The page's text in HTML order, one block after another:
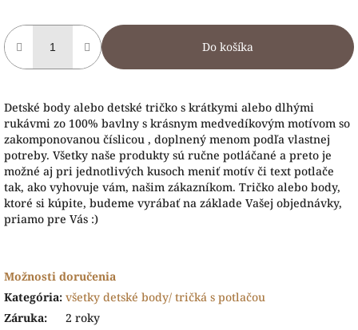
Do košíka
Detské body alebo detské tričko s krátkymi alebo dlhými
rukávmi zo 100% bavlny s krásnym medvedíkovým motívom so
zakomponovanou číslicou , doplnený menom podľa vlastnej
potreby. Všetky naše produkty sú ručne potláčané a preto je
možné aj pri jednotlivých kusoch meniť motív či text potlače
tak, ako vyhovuje vám, našim zákazníkom. Tričko alebo body,
ktoré si kúpite, budeme vyrábať na základe Vašej objednávky,
priamo pre Vás :)
Možnosti doručenia
Kategória: všetky detské body/ tričká s potlačou
Záruka: 2 roky